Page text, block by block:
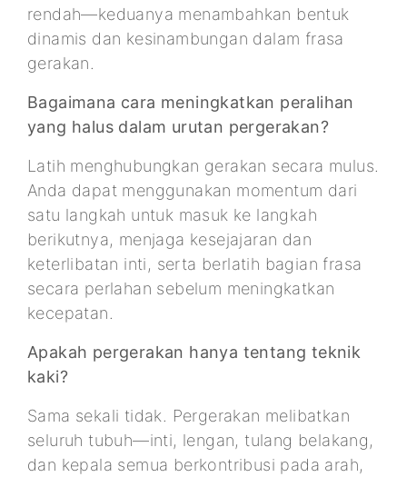
rendah—keduanya menambahkan bentuk
dinamis dan kesinambungan dalam frasa
gerakan.
Bagaimana cara meningkatkan peralihan
yang halus dalam urutan pergerakan?
Latih menghubungkan gerakan secara mulus.
Anda dapat menggunakan momentum dari
satu langkah untuk masuk ke langkah
berikutnya, menjaga kesejajaran dan
keterlibatan inti, serta berlatih bagian frasa
secara perlahan sebelum meningkatkan
kecepatan.
Apakah pergerakan hanya tentang teknik
kaki?
Sama sekali tidak. Pergerakan melibatkan
seluruh tubuh—inti, lengan, tulang belakang,
dan kepala semua berkontribusi pada arah,